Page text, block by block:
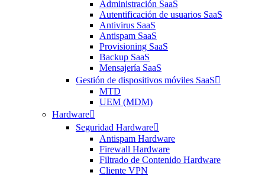
Administración SaaS
Autentificación de usuarios SaaS
Antivirus SaaS
Antispam SaaS
Provisioning SaaS
Backup SaaS
Mensajería SaaS
Gestión de dispositivos móviles SaaS
MTD
UEM (MDM)
Hardware
Seguridad Hardware
Antispam Hardware
Firewall Hardware
Filtrado de Contenido Hardware
Cliente VPN